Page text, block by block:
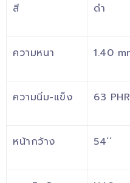
สี ดำ
ความหนา 1.40
ความนิ่ม-แข็ง 63
หน้ากว้าง 54’’